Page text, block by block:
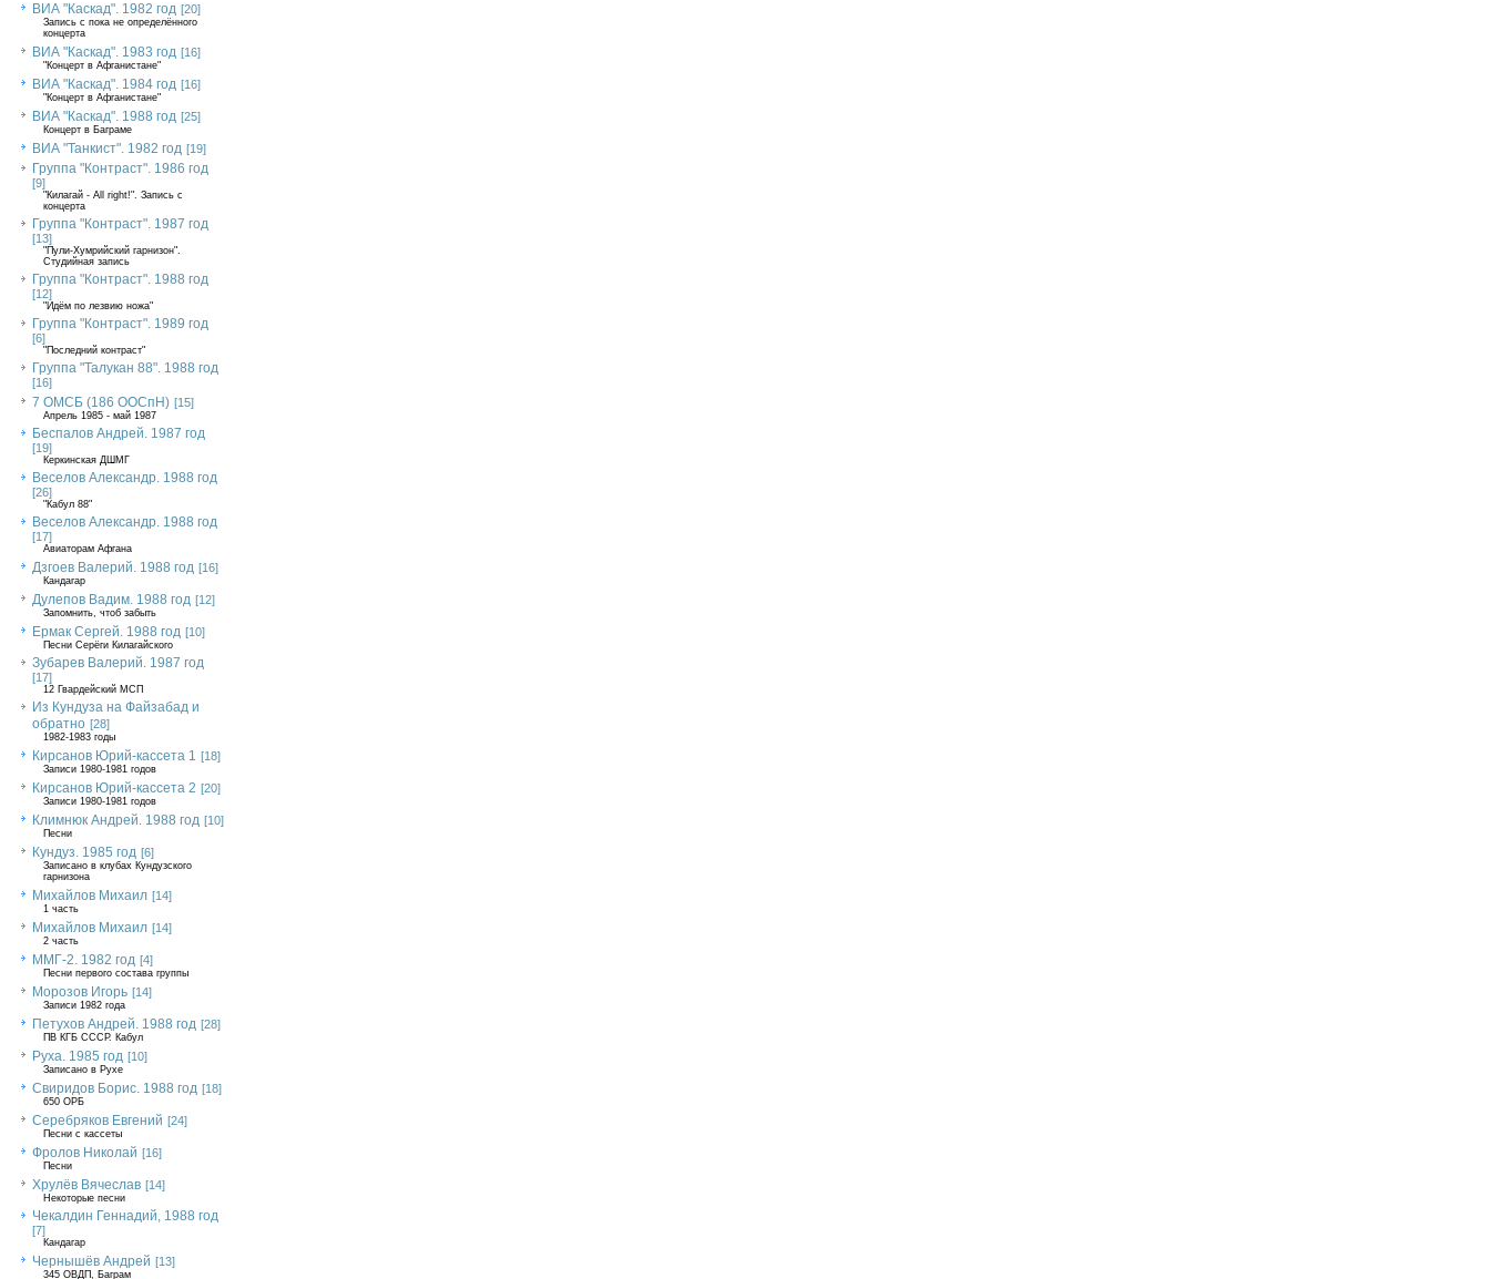
ВИА "Каскад". 1982 год [20]
Запись с пока не определённого
концерта
ВИА "Каскад". 1983 год [16]
"Концерт в Афганистане"
ВИА "Каскад". 1984 год [16]
"Концерт в Афганистане"
ВИА "Каскад". 1988 год [25]
Концерт в Баграме
ВИА "Танкист". 1982 год [19]
Группа "Контраст". 1986 год
[9]
"Килагай - All right!". Запись с
концерта
Группа "Контраст". 1987 год
[13]
"Пули-Хумрийский гарнизон".
Студийная запись
Группа "Контраст". 1988 год
[12]
"Идём по лезвию ножа"
Группа "Контраст". 1989 год
[6]
"Последний контраст"
Группа "Талукан 88". 1988 год
[16]
7 ОМСБ (186 ООСпН) [15]
Апрель 1985 - май 1987
Беспалов Андрей. 1987 год
[19]
Керкинская ДШМГ
Веселов Александр. 1988 год
[26]
"Кабул 88"
Веселов Александр. 1988 год
[17]
Авиаторам Афгана
Дзгоев Валерий. 1988 год [16]
Кандагар
Дулепов Вадим. 1988 год [12]
Запомнить, чтоб забыть
Ермак Сергей. 1988 год [10]
Песни Серёги Килагайского
Зубарев Валерий. 1987 год
[17]
12 Гвардейский МСП
Из Кундуза на Файзабад и
обратно [28]
1982-1983 годы
Кирсанов Юрий-кассета 1 [18]
Записи 1980-1981 годов
Кирсанов Юрий-кассета 2 [20]
Записи 1980-1981 годов
Климнюк Андрей. 1988 год [10]
Песни
Кундуз. 1985 год [6]
Записано в клубах Кундузского
гарнизона
Михайлов Михаил [14]
1 часть
Михайлов Михаил [14]
2 часть
ММГ-2. 1982 год [4]
Песни первого состава группы
Морозов Игорь [14]
Записи 1982 года
Петухов Андрей. 1988 год [28]
ПВ КГБ СССР. Кабул
Руха. 1985 год [10]
Записано в Рухе
Свиридов Борис. 1988 год [18]
650 ОРБ
Серебряков Евгений [24]
Песни с кассеты
Фролов Николай [16]
Песни
Хрулёв Вячеслав [14]
Некоторые песни
Чекалдин Геннадий, 1988 год
[7]
Кандагар
Чернышёв Андрей [13]
345 ОВДП, Баграм